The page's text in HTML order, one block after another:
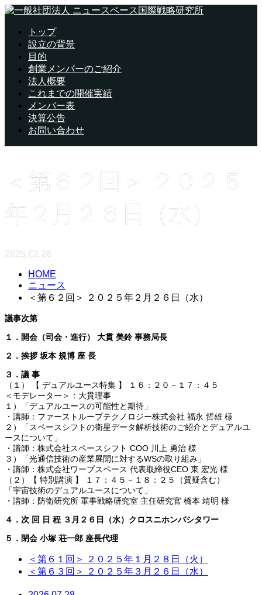
トップ
設立の背景
目的
創業メンバーのご紹介
法人概要
これまでの開催実績
メンバー表
決算公告
お問い合わせ
＜第６２回＞ ２０２５
年２月２６日（水）
2025.02.26
HOME
ニュース
＜第６２回＞ ２０２５年２月２６日（水）
議事次第
１．開会（司会・進行） 大貫 美鈴 事務局長
２．挨拶 坂本 規博 座 長
３．議 事
（１） 【 デュアルユース特集 】 １６：２０－１７：４５
＜モデレーター＞：大貫理事
１）「デュアルユースの可能性と期待」
・講師：ファーストループテクノロジー株式会社 福永 哲雄 様
２）「スペースシフトの衛星データ解析技術のご紹介とデュアルユ
ースについて」
・講師：株式会社スペースシフト COO 川上 勇治 様
３）「光通信技術の産業展開に対するWSの取り組み」
・講師：株式会社ワープスペース 代表取締役CEO 東 宏光 様
（２）【 特別講演 】 １７：４５－１８：２５（質疑含む）
「宇宙技術のデュアルユースについて」
・講師：防衛研究所 軍事戦略研究室 主任研究官 橋本 靖明 様
４．次 回 日 程 ３月２６日（水）クロスニホンバシタワー
５．閉会 小塚 荘一郎 座長代理
＜第６１回＞ ２０２５年１月２８日（火）
＜第６３回＞ ２０２５年３月２６日（水）